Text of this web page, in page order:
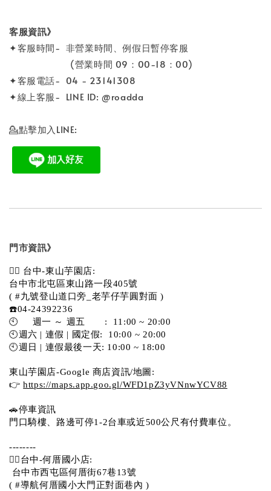
客服資訊》
✦客服時間- 非營業時間、例假日暫停客服
(營業時間 09：00-18：00)
✦客服電話- 04 - 23141308
✦線上客服- LINE ID: @roadda
💁點擊加入LINE:
門市資訊》
💁‍♀️ 台中-東山芋園店:
台中市北屯區東山路一段405號
( #九號登山道口旁_老芋仔芋圓對面 )
☎️04-24392236
🕙     週一 ～ 週五       :  11:00 ~ 20:00
🕙週六 | 連假 | 國定假:  10:00 ~ 20:00
🕙週日 | 連假最後一天: 10:00 ~ 18:00
東山芋園店-Google 商店資訊/地圖:
👉 https://maps.app.goo.gl/WFD1pZ3yVNnwYCV88
🚗停車資訊
門口騎樓、路邊可停1-2台車或近500公尺有付費車位。
--------
💁‍♀️台中-何厝國小店:
台中市西屯區何厝街67巷13號
( #導航何厝國小大門正對面巷內 )